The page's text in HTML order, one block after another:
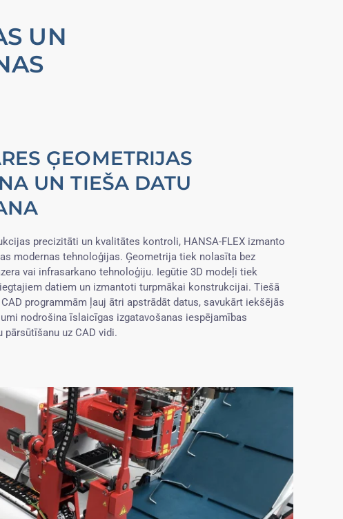
UN
ĢEOMETRIJAS
UN TIEŠA DATU
precizitāti un kvalitātes kontroli, HANSA-FLEX izmanto
modernas tehnoloģijas. Ģeometrija tiek nolasīta bez
vai infrasarkano tehnoloģiju. Iegūtie 3D modeļi tiek
datiem un izmantoti turpmākai konstrukcijai. Tiešā
programmām ļauj ātri apstrādāt datus, savukārt iekšējās
nodrošina īslaicīgas izgatavošanas iespējamības
pārsūtīšanu uz CAD vidi.